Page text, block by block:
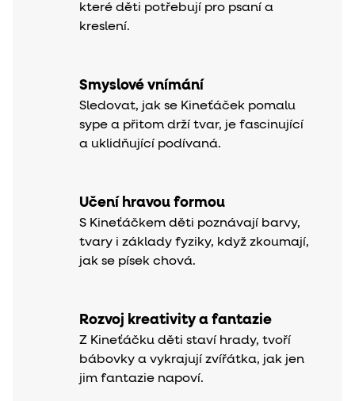
které děti potřebují pro psaní a
kreslení.
Smyslové vnímání
Sledovat, jak se Kineťáček pomalu
sype a přitom drží tvar, je fascinující
a uklidňující podívaná.
Učení hravou formou
S Kineťáčkem děti poznávají barvy,
tvary i základy fyziky, když zkoumají,
jak se písek chová.
Rozvoj kreativity a fantazie
Z Kineťáčku děti staví hrady, tvoří
bábovky a vykrajují zvířátka, jak jen
jim fantazie napoví.